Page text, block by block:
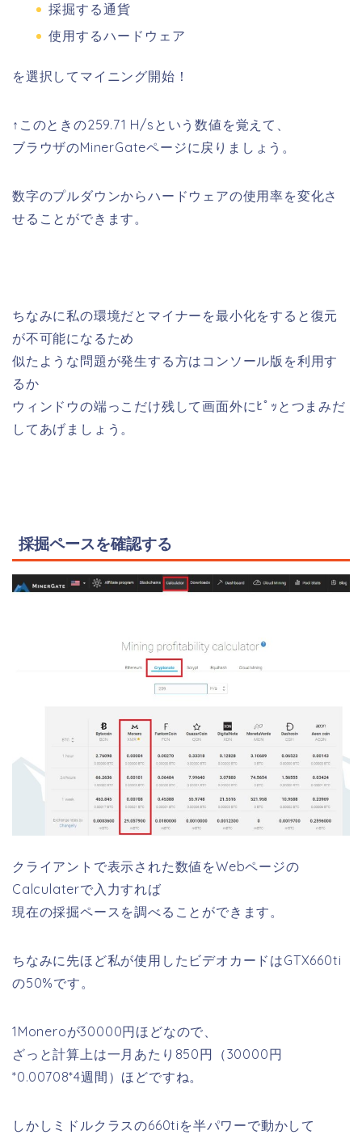
採掘する通貨
使用するハードウェア
を選択してマイニング開始！
↑このときの259.71 H/sという数値を覚えて、
ブラウザのMinerGateページに戻りましょう。
数字のプルダウンからハードウェアの使用率を変化さ
せることができます。
ちなみに私の環境だとマイナーを最小化をすると復元
が不可能になるため
似たような問題が発生する方はコンソール版を利用す
るか
ウィンドウの端っこだけ残して画面外にﾋﾟｯとつまみだ
してあげましょう。
採掘ペースを確認する
クライアントで表示された数値をWebページの
Calculaterで入力すれば
現在の採掘ペースを調べることができます。
ちなみに先ほど私が使用したビデオカードはGTX660ti
の50%です。
1Moneroが30000円ほどなので、
ざっと計算上は一月あたり850円（30000円
*0.00708*4週間）ほどですね。
しかしミドルクラスの660tiを半パワーで動かして